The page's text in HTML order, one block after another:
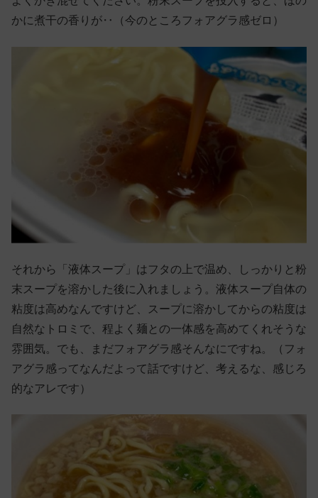
かに煮干の香りが‥（今のところフォアグラ感ゼロ）
それから「液体スープ」はフタの上で温め、しっかりと粉
末スープを溶かした後に入れましょう。液体スープ自体の
粘度は高めなんですけど、スープに溶かしてからの粘度は
自然なトロミで、程よく麺との一体感を高めてくれそうな
雰囲気。でも、まだフォアグラ感そんなにですね。（フォ
アグラ感ってなんだよって話ですけど、考えるな、感じろ
的なアレです）